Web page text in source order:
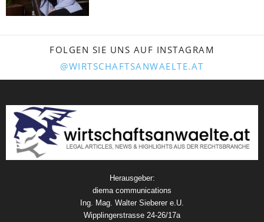
FOLGEN SIE UNS AUF INSTAGRAM
@WIRTSCHAFTSANWAELTE.AT
Herausgeber:
diema communications
Ing. Mag. Walter Sieberer e.U.
Wipplingerstrasse 24-26/17a